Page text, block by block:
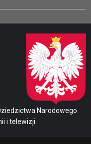
Narodowego
i telewizji.